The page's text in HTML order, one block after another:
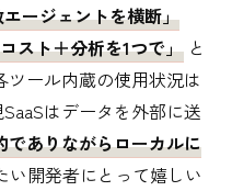
ージェントを横断」
スト＋分析を1つで」 と
ール内蔵の使用状況は
はデータを外部に送
でありながらローカルに
い開発者にとって嬉しい